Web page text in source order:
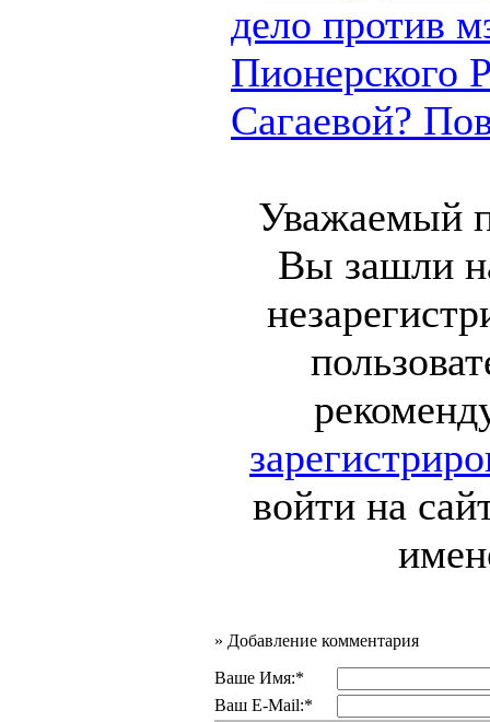
дело против
Пионерского
Сагаевой?
Уважаемый
Вы зашли
войти на
» Добавление комментария
Ваше Имя:*
Ваш E-Mail:*